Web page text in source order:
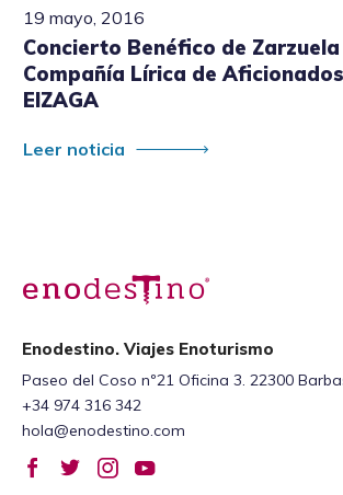
19 mayo, 2016
Concierto Benéfico de
Compañía Lírica de Aficionados
EIZAGA
Leer noticia
Enodestino. Viajes Enoturismo
Paseo del Coso nº21 Oficina 3. 22300
+34 974 316 342
hola@enodestino.com